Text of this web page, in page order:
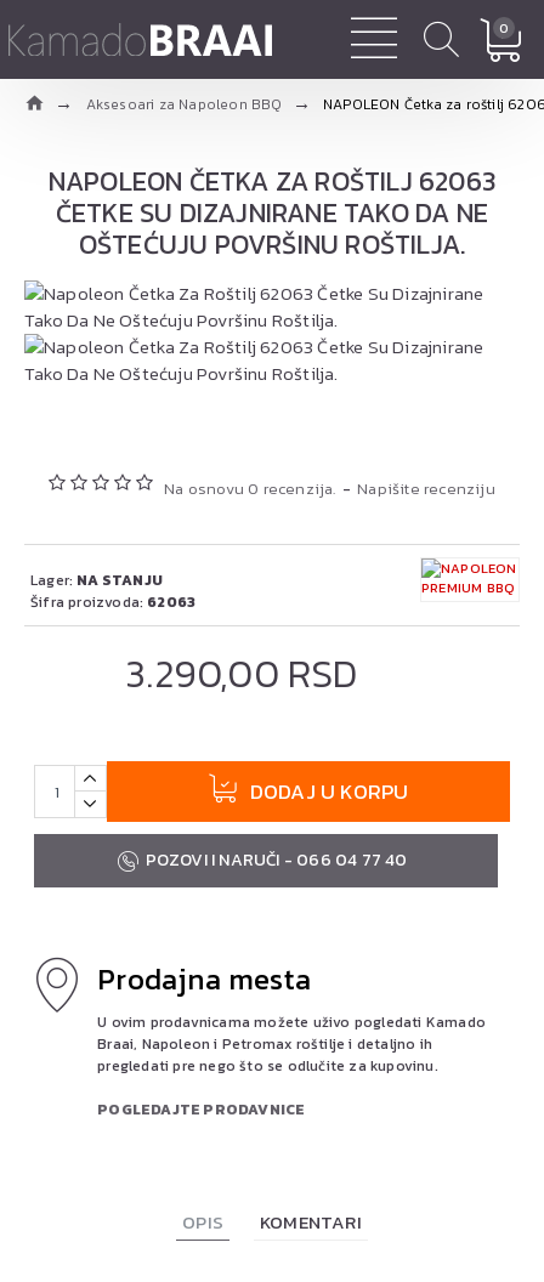
0
Aksesoari za Napoleon BBQ NAPOLEON Četka za roštilj
NAPOLEON ČETKA ZA ROŠTILJ 62063
ČETKE SU DIZAJNIRANE TAKO DA NE
OŠTEĆUJU POVRŠINU ROŠTILJA.
Na osnovu 0 recenzija. - Napišite recenziju
3.290,00 RSD
Lager: NA STANJU
Šifra proizvoda: 62063
DODAJ U KORPU
POZOVI I NARUČI - 066 04 77 40
Prodajna mesta
U ovim prodavnicama možete uživo pogledati Kamado
Braai, Napoleon i Petromax roštilje i detaljno ih
pregledati pre nego što se odlučite za kupovinu.
POGLEDAJTE PRODAVNICE
OPIS KOMENTARI